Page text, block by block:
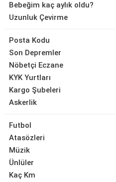
Bebeğim kaç aylık oldu?
Uzunluk Çevirme
Posta Kodu
Son Depremler
Nöbetçi Eczane
KYK Yurtları
Kargo Şubeleri
Askerlik
Futbol
Atasözleri
Müzik
Ünlüler
Kaç Km